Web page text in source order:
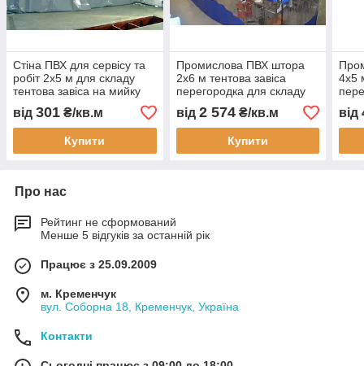
Стіна ПВХ для сервісу та
робіт 2x5 м для складу
тентова завіса на мийку
СТО перегородка
виробничий цех
водонепроникна
від 301 ₴/кв.м
Купити
Промислова ПВХ штора
2х6 м тентова завіса
перегородка для складу
цеху автомийки
водонепроникна під
замовлення
від 2 574₴/кв.м
Купити
4х5
від
Про нас
Рейтинг не сформований
Менше 5 відгуків за останній рік
Працює з 25.09.2009
м. Кременчук
вул. Соборна 18, Кременчук, Україна
Контакти